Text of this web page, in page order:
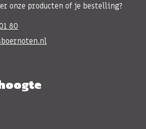
onze producten of je bestelling?
80